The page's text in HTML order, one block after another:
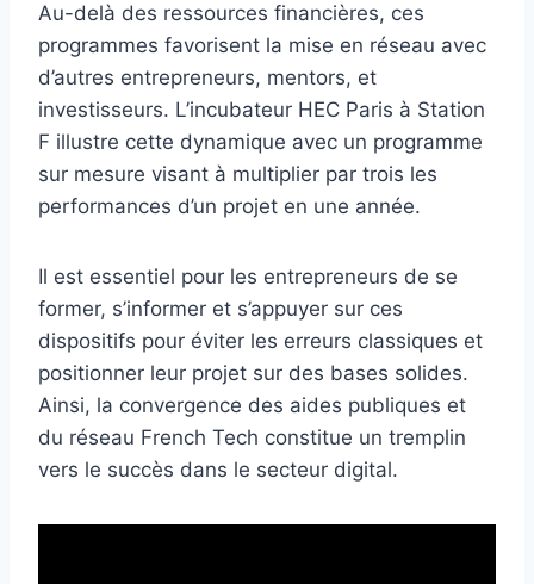
Au-delà des ressources financières, ces
programmes favorisent la mise en réseau avec
d’autres entrepreneurs, mentors, et
investisseurs. L’incubateur HEC Paris à Station
F illustre cette dynamique avec un programme
sur mesure visant à multiplier par trois les
performances d’un projet en une année.
Il est essentiel pour les entrepreneurs de se
former, s’informer et s’appuyer sur ces
dispositifs pour éviter les erreurs classiques et
positionner leur projet sur des bases solides.
Ainsi, la convergence des aides publiques et
du réseau French Tech constitue un tremplin
vers le succès dans le secteur digital.